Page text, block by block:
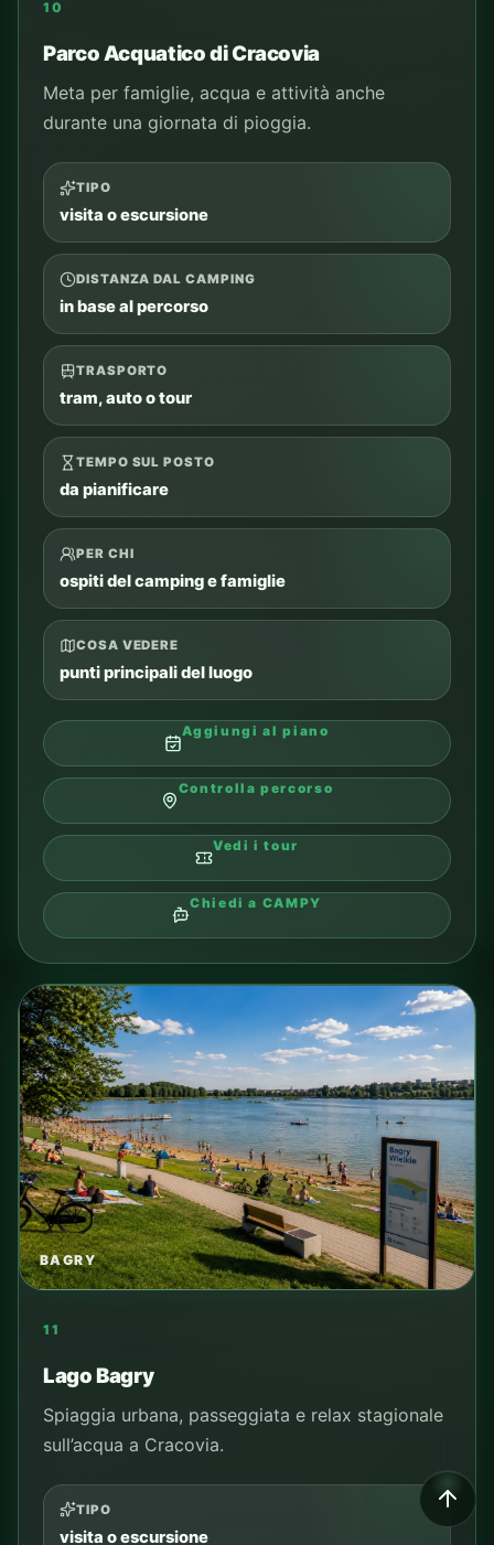
10
Parco Acquatico di Cracovia
Meta per famiglie, acqua e attività anche
durante una giornata di pioggia.
TIPO
visita o escursione
DISTANZA DAL CAMPING
in base al percorso
TRASPORTO
tram, auto o tour
TEMPO SUL POSTO
da pianificare
PER CHI
ospiti del camping e famiglie
COSA VEDERE
punti principali del luogo
Aggiungi al piano
Controlla percorso
Vedi i tour
Chiedi a CAMPY
BAGRY
11
Lago Bagry
Spiaggia urbana, passeggiata e relax stagionale
sull’acqua a Cracovia.
TIPO
visita o escursione